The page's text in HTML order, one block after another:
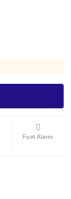
Fiyat Alarmı